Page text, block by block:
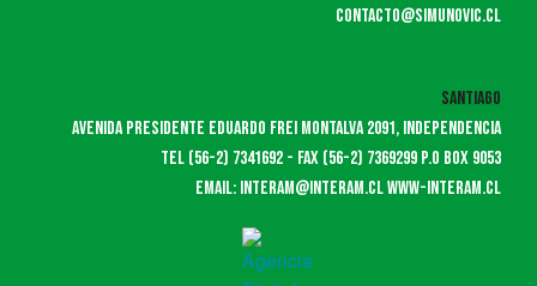
contacto@simunovic.cl
Santiago
Avenida presidente Eduardo Frei Montalva 2091, Independencia
tel (56-2) 7341692 - FAX (56-2) 7369299 p.o box 9053
email: interam@interam.cl www-interam.cl